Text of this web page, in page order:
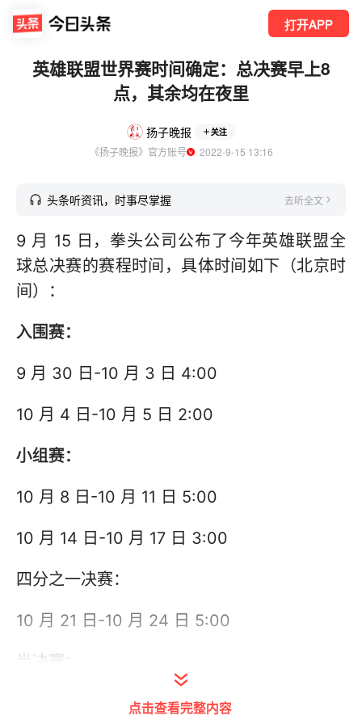
打开APP
英雄联盟世界赛时间确定：总决赛早上8
点，其余均在夜里
扬子晚报 关注
《扬子晚报》官方账号
  2022-9-15 13:16
头条听资讯，时事尽掌握 去听全文
9 月 15 日，拳头公司公布了今年英雄联盟全
球总决赛的赛程时间，具体时间如下（北京时
间）：
入围赛：
9 月 30 日-10 月 3 日 4:00
10 月 4 日-10 月 5 日 2:00
小组赛：
10 月 8 日-10 月 11 日 5:00
10 月 14 日-10 月 17 日 3:00
四分之一决赛：
10 月 21 日-10 月 24 日 5:00
半决赛：
10 月 30 日-10 月 31 日 5:00
点击查看完整内容